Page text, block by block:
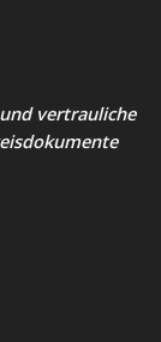
vertrauliche